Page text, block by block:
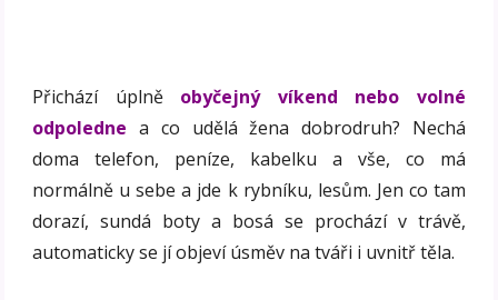
Přichází úplně obyčejný víkend nebo volné
odpoledne a co udělá žena dobrodruh? Nechá
doma telefon, peníze, kabelku a vše, co má
normálně u sebe a jde k rybníku, lesům. Jen co tam
dorazí, sundá boty a bosá se prochází v trávě,
automaticky se jí objeví úsměv na tváři i uvnitř těla.